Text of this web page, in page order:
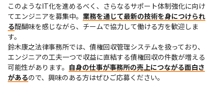
このようなIT化を進めるべく、さらなるサポート体制強化に向け
てエンジニアを募集中。 業務を通じて最新の技術を身につけられ
る醍醐味を感じながら、チームで協力して働ける方を歓迎しま
す。
鈴木康之法律事務所では、債権回収管理システムを扱っており、
エンジニアの工夫一つで収益に直結する債権回収の件数が増える
可能性があります。 自身の仕事が事務所の売上につながる面白さ
があるので、興味のある方はぜひご応募ください。